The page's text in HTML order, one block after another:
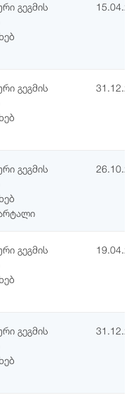
გეგმის
გეგმის
გეგმის
გეგმის
გეგმის